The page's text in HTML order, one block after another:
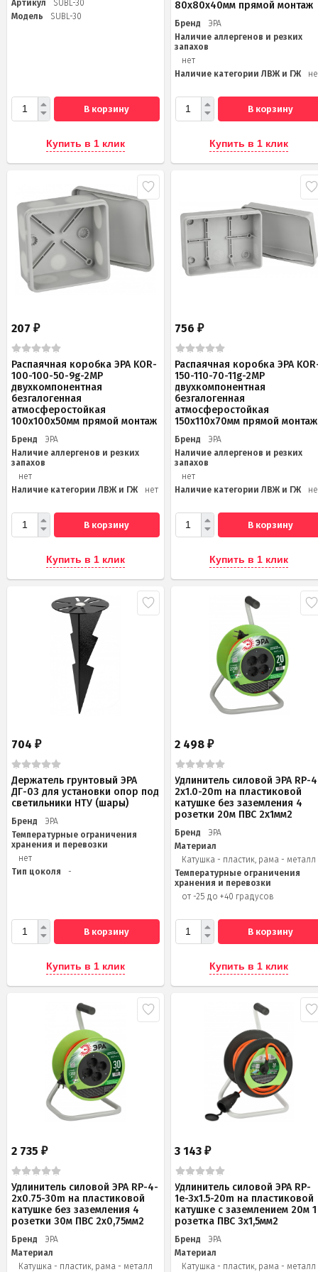
Артикул
SUBL-30
Модель
SUBL-30
В корзину
Купить в 1 клик
80х80х40мм прямой монтаж
Бренд
ЭРА
Наличие аллергенов и резких
запахов
нет
Наличие категории ЛВЖ и ГЖ
В корзину
Купить в 1 клик
207 ₽
Распаячная коробка ЭРА KOR-
100-100-50-9g-2MP
двухкомпонентная
безгалогенная
атмосферостойкая
100х100х50мм прямой монтаж
Бренд
ЭРА
Наличие аллергенов и резких
запахов
нет
Наличие категории ЛВЖ и ГЖ
нет
В корзину
Купить в 1 клик
756₽
Распаячная коробка ЭРА
150-110-70-11g-2MP
двухкомпонентная
безгалогенная
атмосферостойкая
150х110х70мм прямой монтаж
Бренд
ЭРА
Наличие аллергенов и резких
запахов
нет
Наличие категории ЛВЖ и ГЖ
В корзину
Купить в 1 клик
704 ₽
Держатель грунтовый ЭРА
ДГ-03 для установки опор под
светильники НТУ (шары)
Бренд
ЭРА
Температурные ограничения
хранения и перевозки
нет
Тип цоколя
-
В корзину
Купить в 1 клик
2 498₽
Удлинитель силовой ЭРА RP-
2x1.0-20m на пластиковой
катушке без заземления 4
розетки 20м ПВС 2х1мм2
Бренд
ЭРА
Материал
Катушка - пластик, рама - металл
Температурные ограничения
хранения и перевозки
от -25 до +40 градусов
В корзину
Купить в 1 клик
2 735 ₽
Удлинитель силовой ЭРА RP-4-
2x0.75-30m на пластиковой
катушке без заземления 4
розетки 30м ПВС 2х0,75мм2
Бренд
ЭРА
Материал
Катушка - пластик, рама - металл
3 143₽
Удлинитель силовой ЭРА RP-
1e-3x1.5-20m на пластиковой
катушке c заземлением 20м 1
розетка ПВС 3х1,5мм2
Бренд
ЭРА
Материал
Катушка - пластик, рама - металл